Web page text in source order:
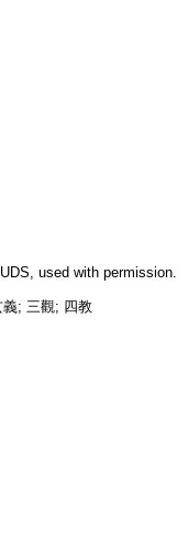
used with permission.
; 三觀; 四教